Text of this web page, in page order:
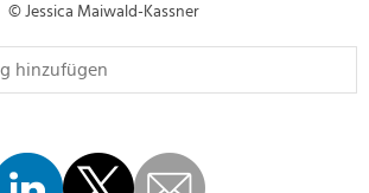
© Jessica Maiwald-Kassner